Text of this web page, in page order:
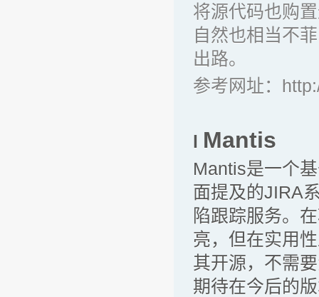
将源代码也购
自然也相当不
出路。
参考网址：
l Mantis
Mantis是一个
面提及的JIRA
陷跟踪服务。
亮，但在实用
其开源，不需
期待在今后的